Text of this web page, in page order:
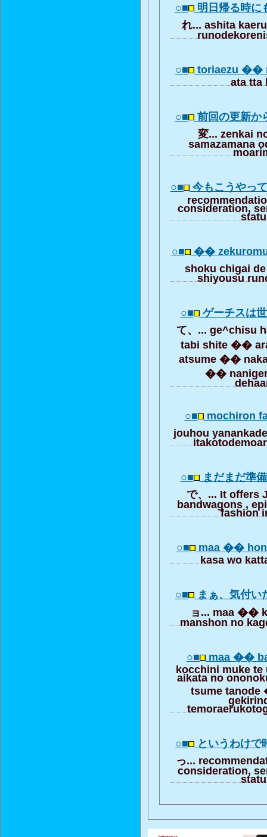
○■ 明日帰る時
れ... ashita
○■ toriaezu ��
ata tta
○■ 前回の更新
変... zenkai
samazamana
○■ 今もこうやっ
consideration,
○■ ��
shoku chigai
shiyousu
○■ ゲーチスは
て、... ge^chisu
tabi shite ��
atsume ��
��
○■ mochiron
jouhou
○■ まだまだ準
で、... It offers
bandwagons ,
fashion
○■ maa ��
kasa wo
○■ まぁ、気付
ョ... maa ��
manshon no
○■ maa ��
kocchini muke te
aikata no
tsume
○■ というわけ
っ...
consideration,